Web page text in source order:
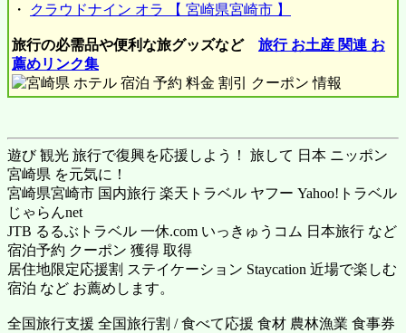
・
クラウドナイン オラ 【 宮崎県宮崎市 】
旅行の必需品や便利な旅グッズなど 旅行 お土産 関連 お
薦めリンク集
遊び 観光 旅行で復興を応援しよう！ 旅して 日本 ニッポン
宮崎県 を元気に！
宮崎県宮崎市 国内旅行 楽天トラベル ヤフー Yahoo!トラベル
じゃらんnet
JTB るるぶトラベル 一休.com いっきゅうコム 日本旅行 など
宿泊予約 クーポン 獲得 取得
居住地限定応援割 ステイケーション Staycation 近場で楽しむ
宿泊 など お薦めします。
全国旅行支援 全国旅行割 / 食べて応援 食材 農林漁業 食事券